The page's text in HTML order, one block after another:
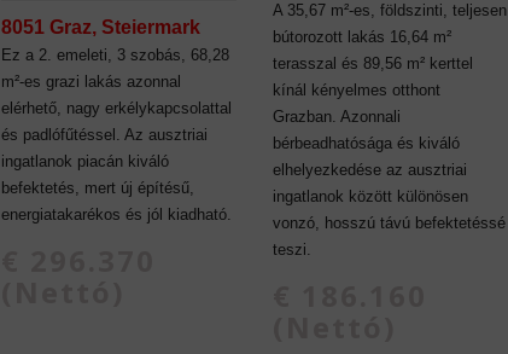
8051 Graz, Steiermark
Ez a 2. emeleti, 3 szobás, 68,28
m²-es grazi lakás azonnal
elérhető, nagy erkélykapcsolattal
és padlófűtéssel. Az ausztriai
ingatlanok piacán kiváló
befektetés, mert új építésű,
energiatakarékos és jól kiadható.
A 35,67 m²-es, földszinti, teljesen
bútorozott lakás 16,64 m²
terasszal és 89,56 m² kerttel
kínál kényelmes otthont
Grazban. Azonnali
bérbeadhatósága és kiváló
elhelyezkedése az ausztriai
ingatlanok között különösen
vonzó, hosszú távú befektetéssé
teszi.